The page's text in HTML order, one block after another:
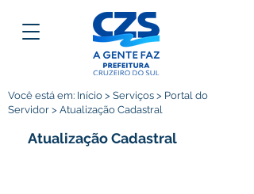
Você está em: Início > Serviços > Portal do
Servidor > Atualização Cadastral
Atualização Cadastral